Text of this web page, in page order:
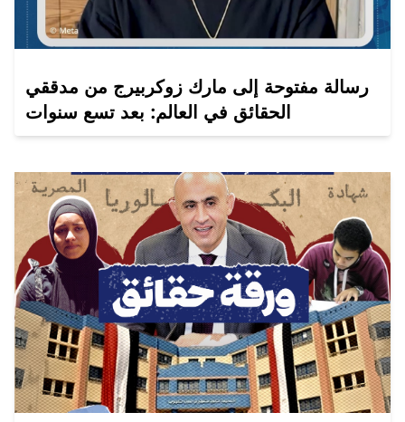
رسالة مفتوحة إلى مارك زوكربيرج من مدققي
الحقائق في العالم: بعد تسع سنوات